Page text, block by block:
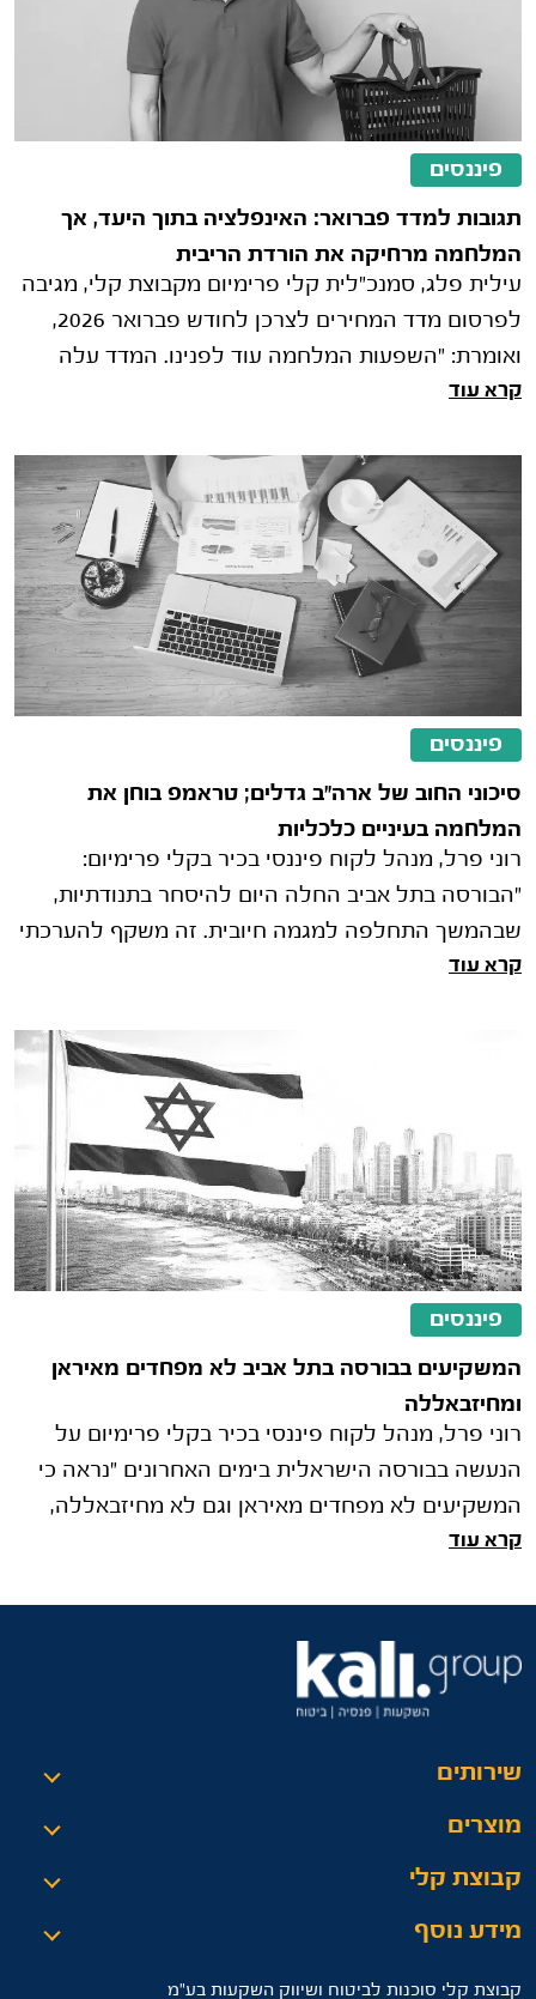
פיננסים
תגובות למדד פברואר: האינפלציה בתוך היעד, אך
המלחמה מרחיקה את הורדת הריבית
עילית פלג, סמנכ"לית קלי פרימיום מקבוצת קלי, מגיבה
לפרסום מדד המחירים לצרכן לחודש פברואר 2026,
ואומרת: "השפעות המלחמה עוד לפנינו. המדד עלה
בפברואר ב-0.2%, מעט מעל ממוצע ציפי
קרא עוד
פיננסים
סיכוני החוב של ארה"ב גדלים; טראמפ בוחן את
המלחמה בעיניים כלכליות
רוני פרל, מנהל לקוח פיננסי בכיר בקלי פרימיום:
"הבורסה בתל אביב החלה היום להיסחר בתנודתיות,
שבהמשך התחלפה למגמה חיובית. זה משקף להערכתי
ניהול סיכונים עמוק שעושים המשק�
קרא עוד
פיננסים
המשקיעים בבורסה בתל אביב לא מפחדים מאיראן
ומחיזבאללה
רוני פרל, מנהל לקוח פיננסי בכיר בקלי פרימיום על
הנעשה בבורסה הישראלית בימים האחרונים "נראה כי
המשקיעים לא מפחדים מאיראן וגם לא מחיזבאללה,
ומגיבים בקנייה חזקה של מני�
קרא עוד
שירותים
מוצרים
קבוצת קלי
מידע נוסף
קבוצת קלי סוכנות לביטוח ושיווק השקעות בע"מ